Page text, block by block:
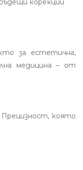
корекции
за естетична,
медицина – от
Прецизност, която